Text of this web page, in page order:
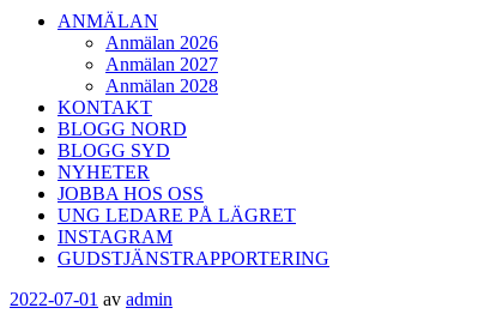
ANMÄLAN
Anmälan 2026
Anmälan 2027
Anmälan 2028
KONTAKT
BLOGG NORD
BLOGG SYD
NYHETER
JOBBA HOS OSS
UNG LEDARE PÅ LÄGRET
INSTAGRAM
GUDSTJÄNSTRAPPORTERING
Publicerat
2022-07-01 av admin